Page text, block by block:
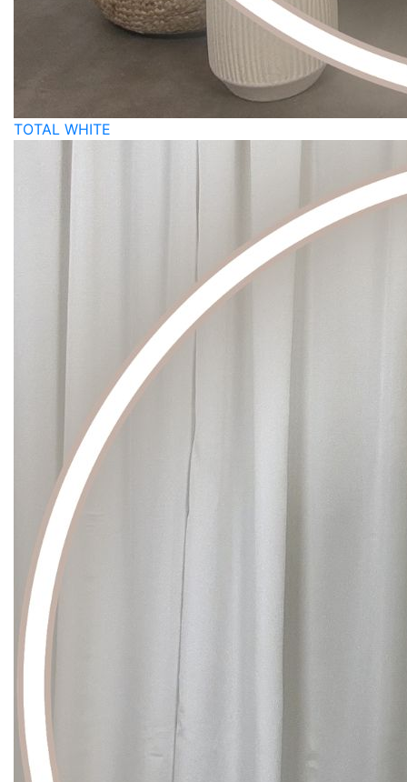
TOTAL WHITE